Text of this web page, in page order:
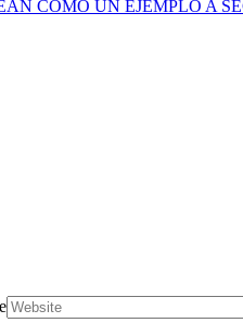
COMO UN EJEMPLO A